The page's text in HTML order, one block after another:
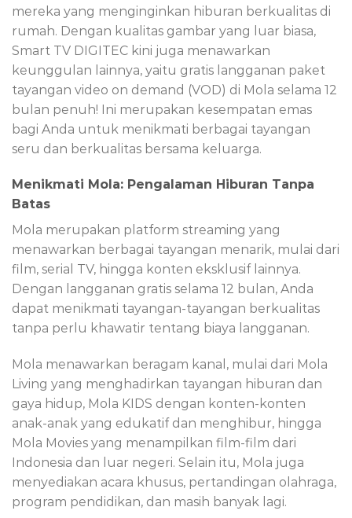
mereka yang menginginkan hiburan berkualitas di
rumah. Dengan kualitas gambar yang luar biasa,
Smart TV DIGITEC kini juga menawarkan
keunggulan lainnya, yaitu gratis langganan paket
tayangan video on demand (VOD) di Mola selama 12
bulan penuh! Ini merupakan kesempatan emas
bagi Anda untuk menikmati berbagai tayangan
seru dan berkualitas bersama keluarga.
Menikmati Mola: Pengalaman Hiburan Tanpa
Batas
Mola merupakan platform streaming yang
menawarkan berbagai tayangan menarik, mulai dari
film, serial TV, hingga konten eksklusif lainnya.
Dengan langganan gratis selama 12 bulan, Anda
dapat menikmati tayangan-tayangan berkualitas
tanpa perlu khawatir tentang biaya langganan.
Mola menawarkan beragam kanal, mulai dari Mola
Living yang menghadirkan tayangan hiburan dan
gaya hidup, Mola KIDS dengan konten-konten
anak-anak yang edukatif dan menghibur, hingga
Mola Movies yang menampilkan film-film dari
Indonesia dan luar negeri. Selain itu, Mola juga
menyediakan acara khusus, pertandingan olahraga,
program pendidikan, dan masih banyak lagi.